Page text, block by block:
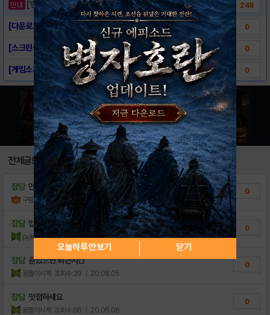
[안내] 헝그리앱 필수 상식! 밥알 획득 안내.. 248
[다운로드 링크] 바바리안M 0
[스크린샷] 바바리안M 0
[게임소개] 바바리안M 0
전체글보기
잡담 안녕하세요~~~~~~
구름사 조회수:23 | 22.06.16
0
잡담 입생로랑 아마도꿀팁이실거에요ᑜ
pyjkx 조회수:23 | 21.11.15
0
잡담 곧있으면 퇴근시간
꿈돌이시계 조회수:39 | 20.08.05
0
잡담 맛점하세요
꿈돌이시계 조회수:66 | 20.06.06
0
오늘하루 안보기 닫기